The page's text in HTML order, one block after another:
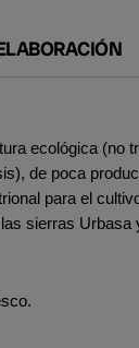
ecológica (no
de poca
para el
sierras Urbasa